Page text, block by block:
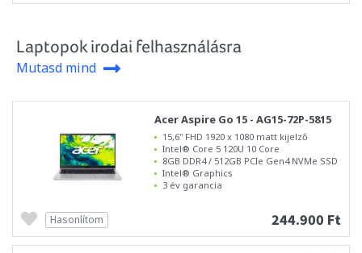
Laptopok irodai felhasználásra
Mutasd mind
Acer Aspire Go 15 - AG15-72P-5815
15,6" FHD 1920 x 1080 matt kijelző
Intel® Core 5 120U 10 Core
8GB DDR4 / 512GB PCIe Gen4 NVMe SSD
Intel® Graphics
3 év garancia
244.900 Ft
Hasonlítom